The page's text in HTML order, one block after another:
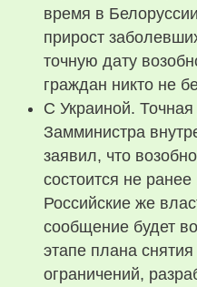
время в
прирост
точную дату
граждан никто не
С Украиной. Точная
Замминистра
заявил, что
состоится не
Российские же
сообщение будет
этапе плана
ограничений,